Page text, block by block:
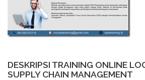
DESKRIPSI TRAINING ONLINE
SUPPLY CHAIN MANAGEMENT